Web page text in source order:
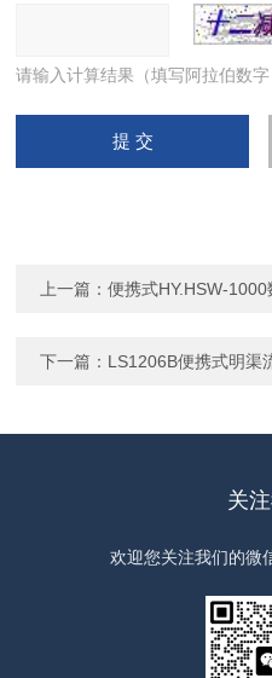
请输入计算结果（填写阿拉伯数
上一篇：便携式HY.HSW-
下一篇： LS1206B便携式明渠
关
欢迎您关注我们的微